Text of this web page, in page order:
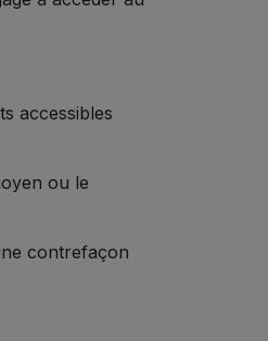
accessibles
ou le
contrefaçon